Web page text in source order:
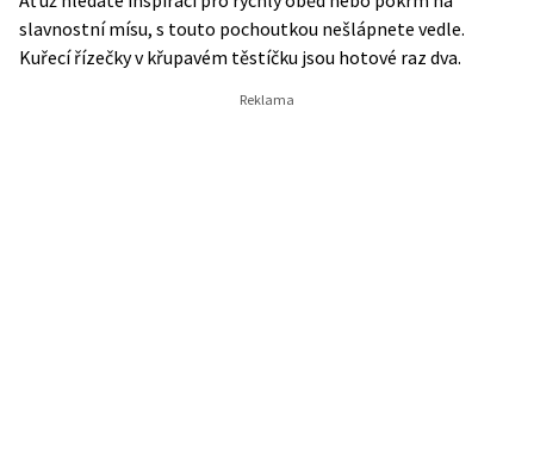
slavnostní mísu, s touto pochoutkou nešlápnete vedle.
Kuřecí řízečky v křupavém těstíčku jsou hotové raz dva.